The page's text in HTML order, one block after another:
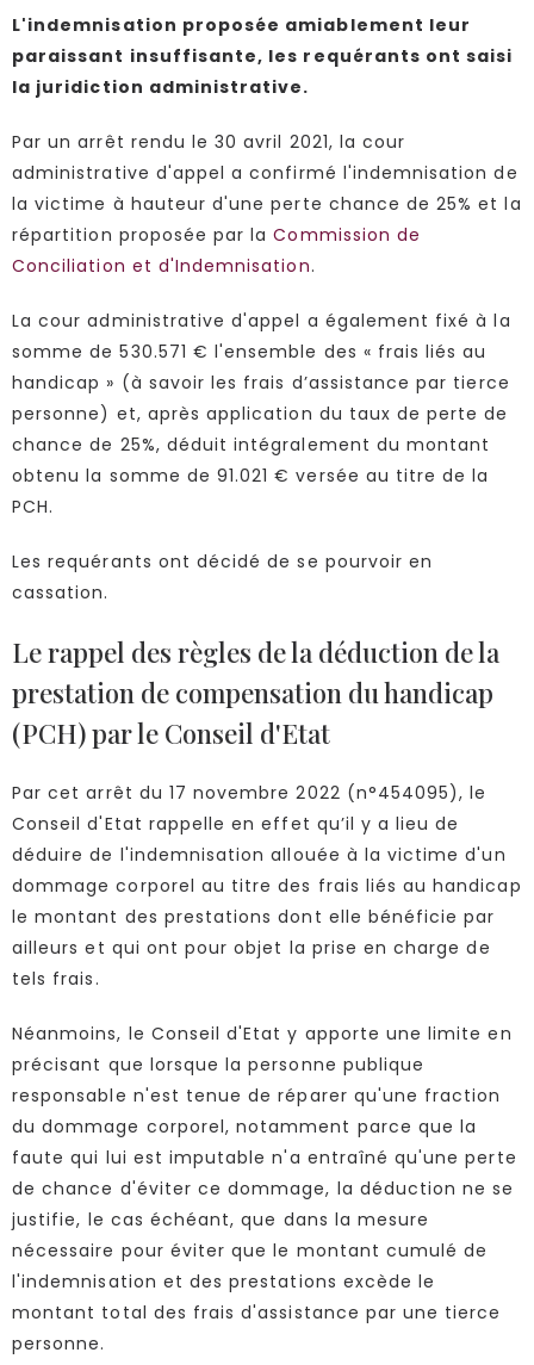
L'indemnisation proposée amiablement leur
paraissant insuffisante, les requérants ont saisi
la juridiction administrative.
Par un arrêt rendu le 30 avril 2021, la cour
administrative d'appel a confirmé l'indemnisation de
la victime à hauteur d'une perte chance de 25% et la
répartition proposée par laCommission de
Conciliation et d'Indemnisation.
La cour administrative d'appel a également fixé à la
somme de 530.571 € l'ensemble des « frais liés au
handicap » (à savoir les frais d’assistance par tierce
personne) et, après application du taux de perte de
chance de 25%, déduit intégralement du montant
obtenu la somme de 91.021 € versée au titre de la
PCH.
Les requérants ont décidé de se pourvoir en
cassation.
Le rappel des règles de la déduction de la
prestation de compensation du handicap
(PCH) par le Conseil d'Etat
Par cet arrêt du 17 novembre 2022 (n°454095), le
Conseil d'Etat rappelle en effet qu’il y a lieu de
déduire de l'indemnisation allouée à la victime d'un
dommage corporel au titre des frais liés au handicap
le montant des prestations dont elle bénéficie par
ailleurs et qui ont pour objet la prise en charge de
tels frais.
Néanmoins, le Conseil d'Etat y apporte une limite en
précisant que lorsque la personne publique
responsable n'est tenue de réparer qu'une fraction
du dommage corporel, notamment parce que la
faute qui lui est imputable n'a entraîné qu'une perte
de chance d'éviter ce dommage, la déduction ne se
justifie, le cas échéant, que dans la mesure
nécessaire pour éviter que le montant cumulé de
l'indemnisation et des prestations excède le
montant total des frais d'assistance par une tierce
personne.